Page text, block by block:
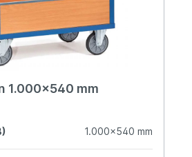
1.000x540 mm
1.000x540 mm